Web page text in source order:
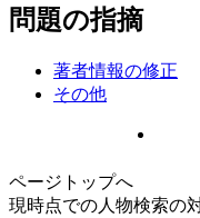
問題の指摘
著者情報の修正
その他
ページトップへ
現時点での人物検索の